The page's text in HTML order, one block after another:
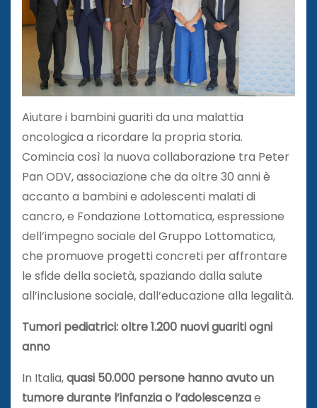
Aiutare i bambini guariti da una malattia
oncologica a ricordare la propria storia.
Comincia così la nuova collaborazione tra Peter
Pan ODV, associazione che da oltre 30 anni è
accanto a bambini e adolescenti malati di
cancro, e Fondazione Lottomatica, espressione
dell’impegno sociale del Gruppo Lottomatica,
che promuove progetti concreti per affrontare
le sfide della società, spaziando dalla salute
all’inclusione sociale, dall’educazione alla legalità.
Tumori pediatrici: oltre 1.200 nuovi guariti ogni
anno
In Italia,quasi 50.000 persone hanno avuto un
tumore durante l’infanzia o l’adolescenzae